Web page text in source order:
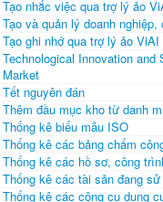
Tạo nhắc việc qua trợ lý ảo
Tạo và quản lý doanh
Tạo ghi nhớ qua trợ lý ảo ViAI
Technological Innovation
Market
Tết nguyên đán
Thêm đầu mục kho từ danh
Thống kê biểu mẫu ISO
Thống kê các bảng chấm
Thống kê các hồ sơ, công
Thống kê các tài sản đang sử
Thống kê các công cụ dụng